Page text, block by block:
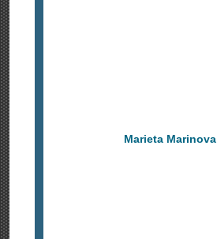
Marieta Marinova